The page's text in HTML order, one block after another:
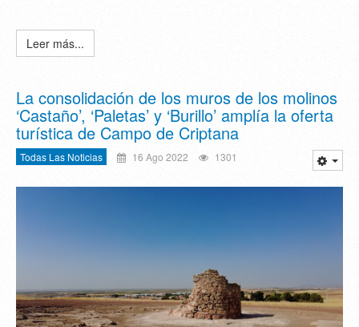
Leer más...
La consolidación de los muros de los molinos
‘Castaño’, ‘Paletas’ y ‘Burillo’ amplía la oferta
turística de Campo de Criptana
Todas Las Noticias 16 Ago 2022 1301